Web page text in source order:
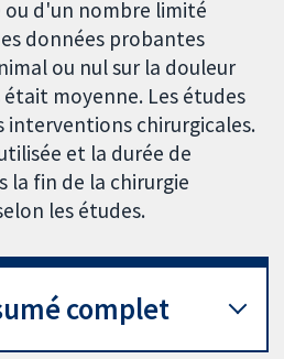
d'un nombre limité
données probantes
ou nul sur la douleur
moyenne. Les études
interventions chirurgicales.
et la durée de
la fin de la chirurgie
les études.
complet